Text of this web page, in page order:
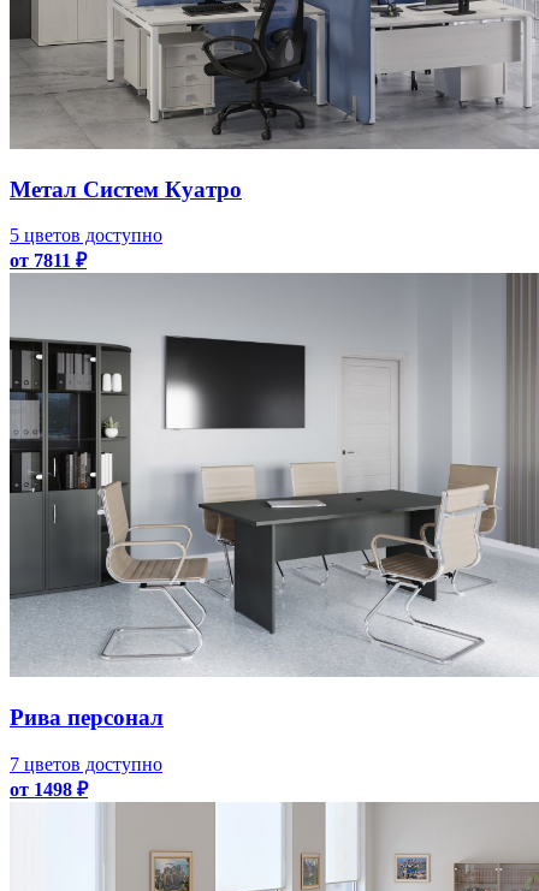
Метал Систем Куатро
5 цветов доступно
от 7811 ₽
Рива персонал
7 цветов доступно
от 1498 ₽